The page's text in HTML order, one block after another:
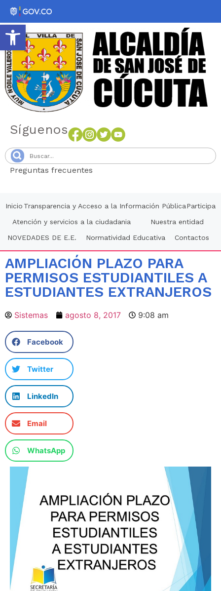
Abrir barra de herramientas
Síguenos
Preguntas frecuentes
Inicio Transparencia y Acceso a la Información PúblicaParticipa
Atención y servicios a la ciudadania
Nuestra entidad
NOVEDADES DE E.E.
Normatividad Educativa Contactos
AMPLIACIÓN PLAZO PARA
PERMISOS ESTUDIANTILES A
ESTUDIANTES EXTRANJEROS
Sistemas agosto 8, 2017 9:08 am
Facebook
Twitter
LinkedIn
Email
WhatsApp